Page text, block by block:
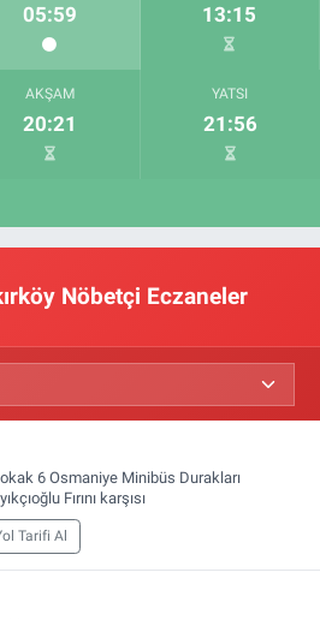
05:59 13:15
AKŞAM
20:21
YATSI
21:56
Nöbetçi Eczaneler
6 Osmaniye Minibüs Durakları
Fırını karşısı
Tarifi Al